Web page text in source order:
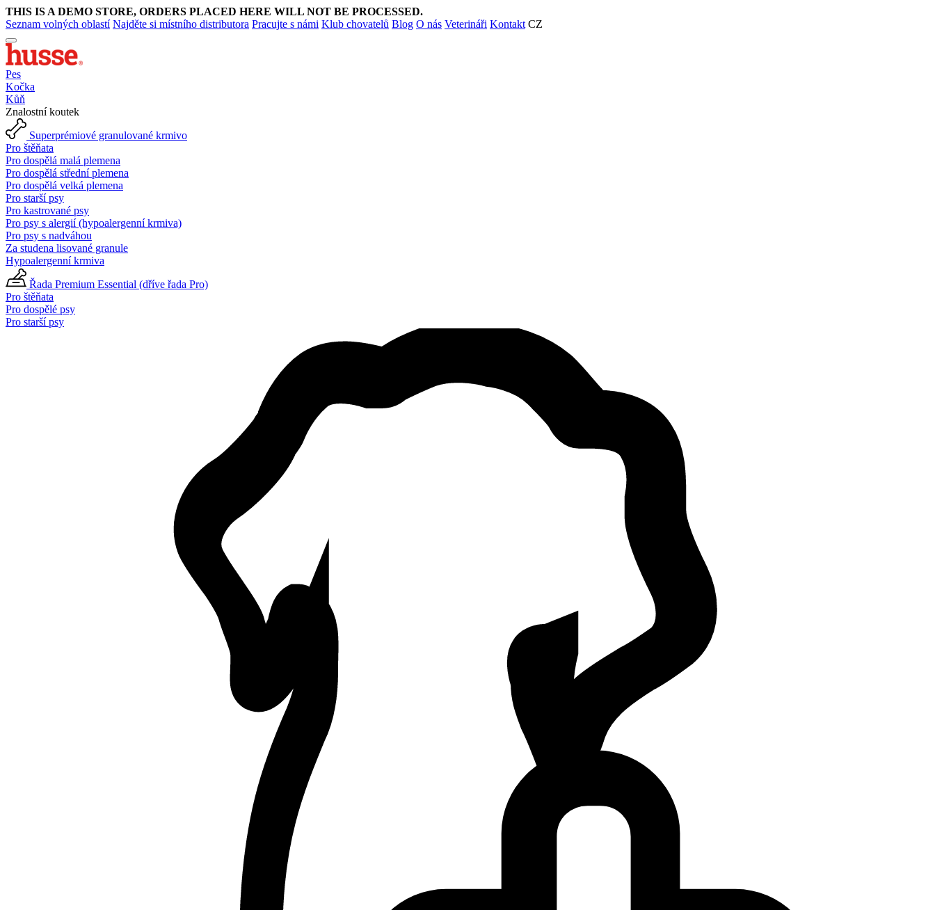
THIS IS A DEMO STORE, ORDERS PLACED HERE WILL NOT BE PROCESSED.
Seznam volných oblastí Najděte si místního distributora Pracujte s námi Klub chovatelů Blog O nás Veterináři Kontakt CZ
Pes
Kočka
Kůň
Znalostní koutek
Superprémiové granulované krmivo
Pro štěňata
Pro dospělá malá plemena
Pro dospělá střední plemena
Pro dospělá velká plemena
Pro starší psy
Pro kastrované psy
Pro psy s alergií (hypoalergenní krmiva)
Pro psy s nadváhou
Za studena lisované granule
Hypoalergenní krmiva
Řada Premium Essential (dříve řada Pro)
Pro štěňata
Pro dospělé psy
Pro starší psy